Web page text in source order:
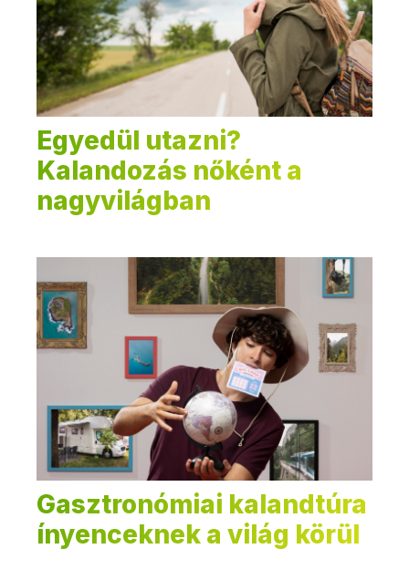
Egyedül utazni?
Kalandozás nőként a
nagyvilágban
Gasztronómiai kalandtúra
ínyenceknek a világ körül